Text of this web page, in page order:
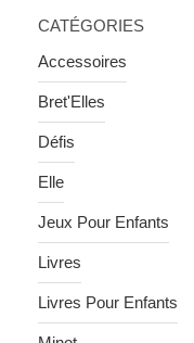
CATÉGORIES
Accessoires
Bret'Elles
Défis
Elle
Jeux Pour Enfants
Livres
Livres Pour Enfants